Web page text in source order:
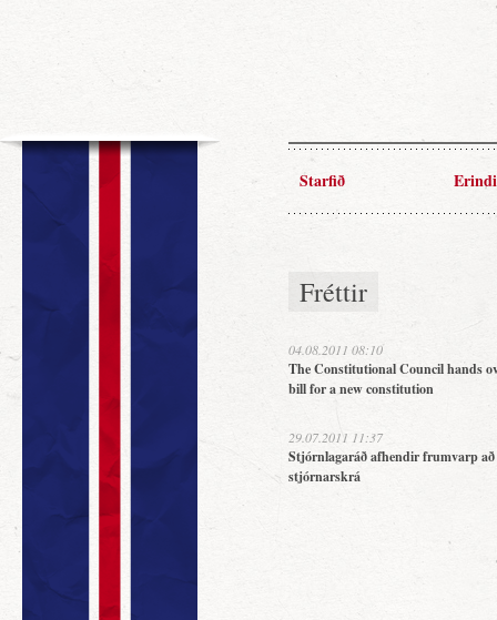
Starfið Erindi
Fréttir
04.08.2011 08:10
The Constitutional Council hands
bill for a new constitution
29.07.2011 11:37
Stjórnlagaráð afhendir frumvarp
stjórnarskrá